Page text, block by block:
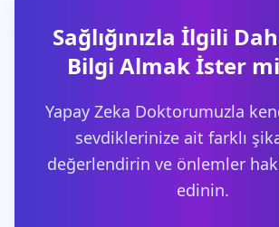
Sağlığınızla İlgili
Bilgi Almak İster
Yapay Zeka Doktorumuzla
sevdiklerinize ait farklı
değerlendirin ve önlemler
edinin.